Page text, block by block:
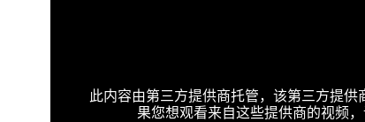
此内容由第三方提供商托管，该第三方提
果您想观看来自这些提供商的视频